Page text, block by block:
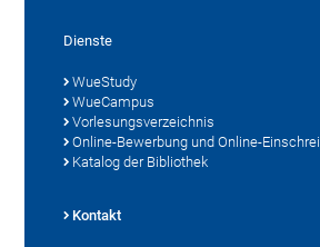
Dienste
WueStudy
WueCampus
Vorlesungsverzeichnis
Online-Bewerbung und Online-
Katalog der Bibliothek
Kontakt